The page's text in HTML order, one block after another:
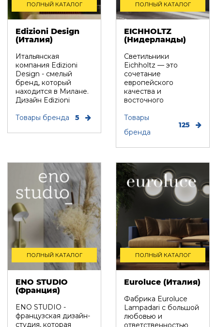
ПОЛНЫЙ КАТАЛОГ
Edizioni Design
(Италия)
Итальянская
компания Edizioni
Design - смелый
бренд, который
находится в Милане.
Дизайн Edizioni
геом...
Товары бренда 5
ПОЛНЫЙ КАТАЛОГ
EICHHOLTZ
(Нидерланды)
Светильники
Eichholtz — это
сочетание
европейского
качества и
восточного
отлично вписываются
Товары
бренда
125
ПОЛНЫЙ КАТАЛОГ
ENO STUDIO
(Франция)
ENO STUDIO -
французская дизайн-
студия, которая
ПОЛНЫЙ КАТАЛОГ
Euroluce (Италия)
Фабрика Euroluce
Lampadari с большой
любовью и
ответственностью